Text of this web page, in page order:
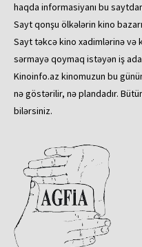
haqda informasiyanı bu
Sayt qonşu ölkələrin kino
Sayt təkcə kino xadimlərinə və
sərmayə qoymaq istəyən iş
Kinoinfo.az kinomuzun bu
nə göstərilir, nə plandadır.
bilərsiniz.